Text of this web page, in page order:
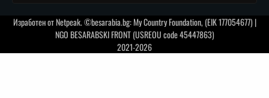
Изработен отNetpeak. ©besarabia.bg: My Country Foundation, (EIK 177054677) |
NGO BESARABSKI FRONT (USREOU code 45447863)
2021-2026